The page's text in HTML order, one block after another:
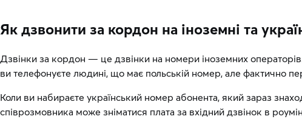
Як дзвонити за кордон на іноземні та
Дзвінки за кордон — це дзвінки на номери іноземних
ви телефонуєте людині, що має польській номер, але фактично
Коли ви набираєте український номер абонента, який зараз
співрозмовника може зніматися плата за вхідний дзвінок в